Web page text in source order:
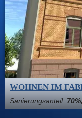
WOHNEN IM
Sanierungsanteil: 70%,